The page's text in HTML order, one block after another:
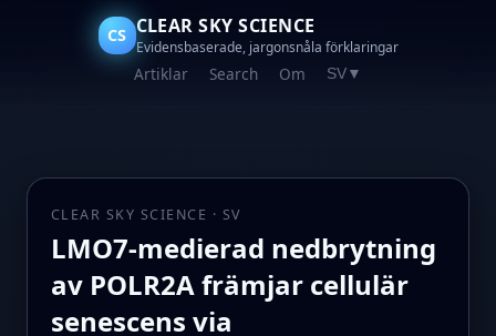
CS CLEAR SKY SCIENCE
Evidensbaserade, jargonsnåla förklaringar
Artiklar Search Om SV ▼
CLEAR SKY SCIENCE · SV
LMO7-medierad nedbrytning
av POLR2A främjar cellulär
senescens via